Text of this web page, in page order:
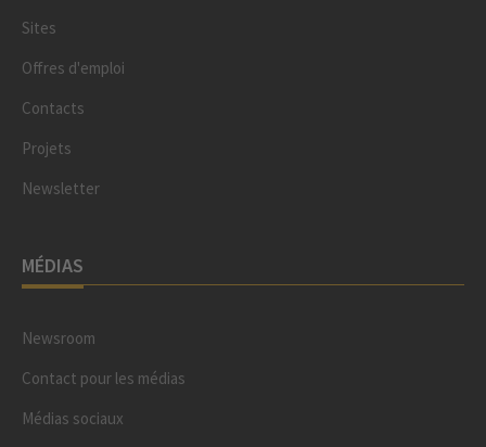
Sites
Offres d'emploi
Contacts
Projets
Newsletter
MÉDIAS
Newsroom
Contact pour les médias
Médias sociaux